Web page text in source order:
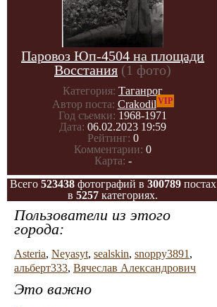
Паровоз Юп-4504 на площади
Восстания (1 фото)
Категория: Таганрог
Автор поста: Crakodil VIP
Год съемки: 1968-1971
Дата: 06.02.2023 19:59
Рейтинг: 0
Комментарии: 0
Карта: -
Всего 523438фотографий в 300789постах
в 5257 категориях.
Пользователи из этого
города:
Asteria, Neyasyt, sealskin, snoppy3891 ,
альберт333, Вячеслав Александрович
Это важно